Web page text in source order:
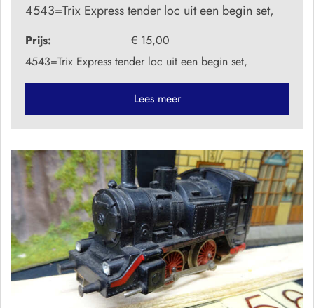
4543=Trix Express tender loc uit een begin set,
Prijs:
€ 15,00
4543=Trix Express tender loc uit een begin set,
Lees meer